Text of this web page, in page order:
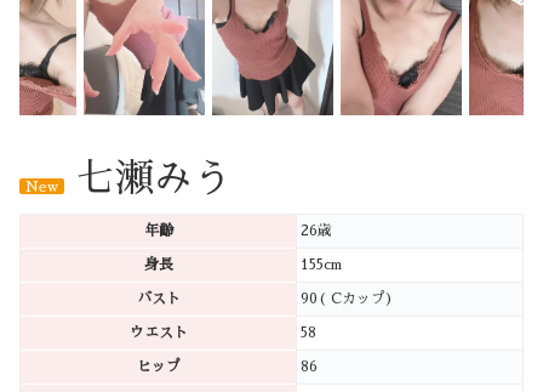
New 七瀬みう
年齢 26歳
身長 155cm
バスト 90( Cカップ)
ウエスト 58
ヒップ 86